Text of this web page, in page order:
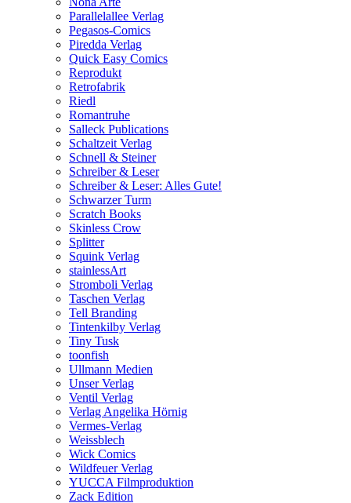
Parallelallee Verlag
Pegasos-Comics
Piredda Verlag
Quick Easy Comics
Reprodukt
Retrofabrik
Riedl
Romantruhe
Salleck Publications
Schaltzeit Verlag
Schnell & Steiner
Schreiber & Leser
Schreiber & Leser: Alles Gute!
Schwarzer Turm
Scratch Books
Skinless Crow
Splitter
Squink Verlag
stainlessArt
Stromboli Verlag
Taschen Verlag
Tell Branding
Tintenkilby Verlag
Tiny Tusk
toonfish
Ullmann Medien
Unser Verlag
Ventil Verlag
Verlag Angelika Hörnig
Vermes-Verlag
Weissblech
Wick Comics
Wildfeuer Verlag
YUCCA Filmproduktion
Zack Edition